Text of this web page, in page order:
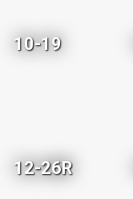
10-19
12-26R